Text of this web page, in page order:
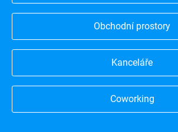
Obchodní prostory
Kanceláře
Coworking